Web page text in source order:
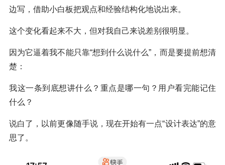
边写，借助小白板把观点和经验结构化地说出来。
这个变化看起来不大，但对我自己来说差别很明显。
因为它逼着我不能只靠“想到什么说什么”，而是要提前想清
楚：
我这一条到底想讲什么？重点是哪一句？用户看完能记住
什么？
说白了，以前更像随手说，现在开始有一点“设计表达”的意
思了。